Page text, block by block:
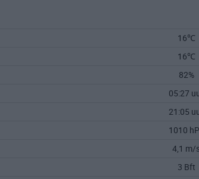
16℃
16℃
82%
05:27
21:05
1010
4,1 m/
3 Bft